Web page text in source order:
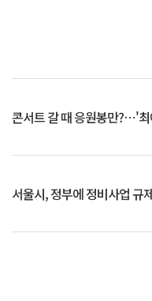
콘서트 갈 때 응원봉만?⋯'
서울시, 정부에 정비사업